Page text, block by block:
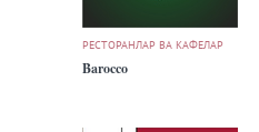
РЕСТОРАНЛАР ВА КАФЕЛАР
Barocco